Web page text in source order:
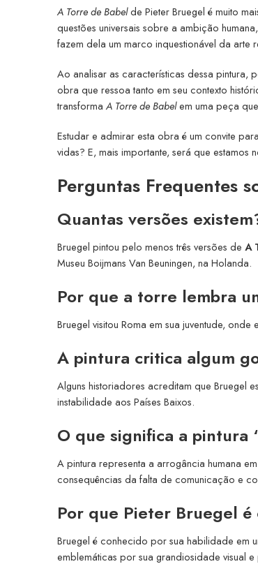
A Torre de Babelde Pieter Bruegel é muito
questões universais sobre a ambição
fazem dela um marco inquestionável da arte
Ao analisar as características dessa pintura,
obra que ressoa tanto em seu contexto
transforma A Torre de Babelem uma peça
Estudar e admirar esta obra é um convite
vidas? E, mais importante, será que
Perguntas Frequentes
Quantas versões
Bruegel pintou pelo menos três versões de A
Museu Boijmans Van Beuningen, na Holanda.
Por que a torre lembra
Bruegel visitou Roma em sua juventude,
A pintura critica algum
Alguns historiadores acreditam que Bruegel
instabilidade aos Países Baixos.
O que significa a pintura
A pintura representa a arrogância humana
consequências da falta de comunicação e
Por que Pieter Bruegel
Bruegel é conhecido por sua habilidade em
emblemáticas por sua grandiosidade visual